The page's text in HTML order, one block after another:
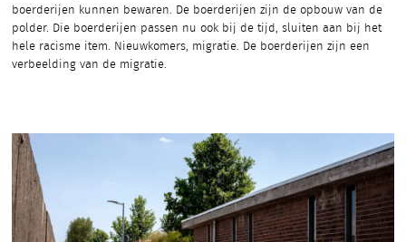
boerderijen kunnen bewaren. De boerderijen zijn de opbouw van de
polder. Die boerderijen passen nu ook bij de tijd, sluiten aan bij het
hele racisme item. Nieuwkomers, migratie. De boerderijen zijn een
verbeelding van de migratie.